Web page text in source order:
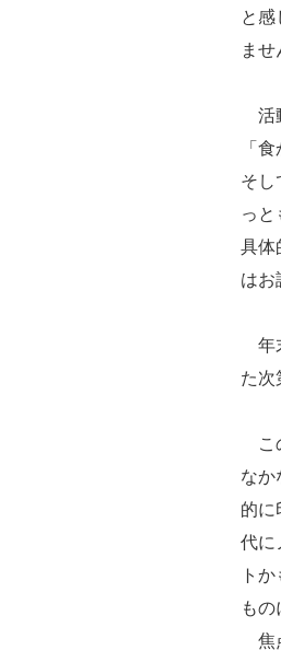
と感
ませ
活
「
そし
っ
具体
はお
年
た次
こ
なか
的に
代に
ト
もの
焦